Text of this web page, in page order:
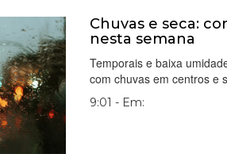
Chuvas e seca:
nesta semana
Temporais e baixa
com chuvas em centros e
9:01 - Em: